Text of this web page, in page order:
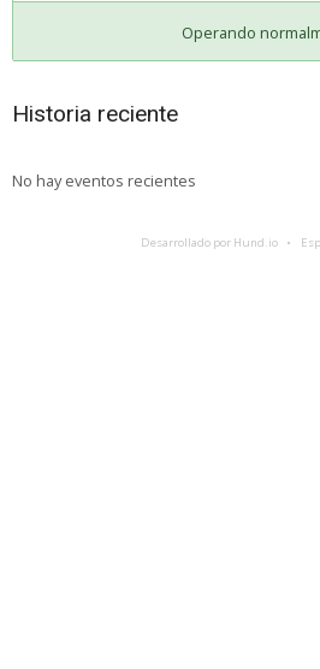
Operando
Historia reciente
No hay eventos recientes
Desarrollado por Hund.io